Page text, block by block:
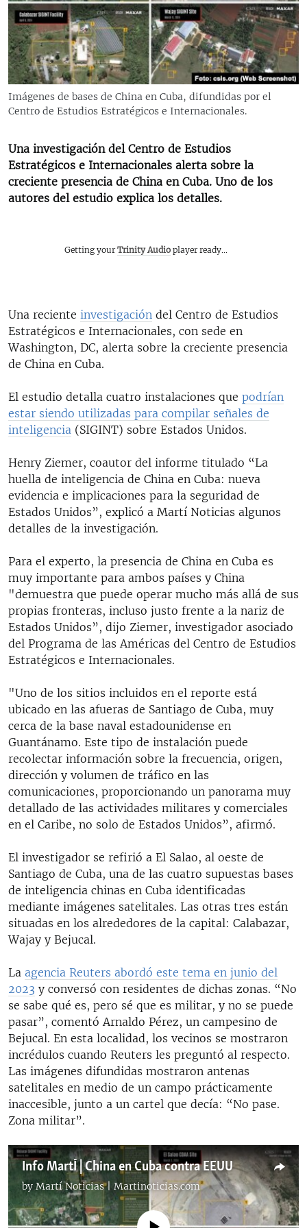
RADIO MARTÍ
ESPECIALES
ESPECIALES
LA REALIDAD DE LA VIVIENDA EN CUBA
SER VIEJO EN CUBA
LOS SANTOS DE HIALEAH
DESINFORMACIÓN RUSA EN AMÉRICA LATINA
MULTIMEDIA
EDITORIALES
Imágenes de bases de China en Cuba, difundidas por el
Centro de Estudios Estratégicos e Internacionales.
Una investigación del Centro de Estudios
Estratégicos e Internacionales alerta sobre la
creciente presencia de China en Cuba. Uno de los
autores del estudio explica los detalles.
Getting yourTrinity Audio player ready...
Una reciente investigación del Centro de Estudios
Estratégicos e Internacionales, con sede en
Washington, DC, alerta sobre la creciente presencia
de China en Cuba.
El estudio detalla cuatro instalaciones que podrían
estar siendo utilizadas para compilar señales de
inteligencia (SIGINT) sobre Estados Unidos.
Henry Ziemer, coautor del informe titulado “La
huella de inteligencia de China en Cuba: nueva
evidencia e implicaciones para la seguridad de
Estados Unidos”, explicó a Martí Noticias algunos
detalles de la investigación.
Para el experto, la presencia de China en Cuba es
muy importante para ambos países y China
"demuestra que puede operar mucho más allá de sus
propias fronteras, incluso justo frente a la nariz de
Estados Unidos”, dijo Ziemer, investigador asociado
del Programa de las Américas del Centro de Estudios
Estratégicos e Internacionales.
"Uno de los sitios incluidos en el reporte está
ubicado en las afueras de Santiago de Cuba, muy
cerca de la base naval estadounidense en
Guantánamo. Este tipo de instalación puede
recolectar información sobre la frecuencia, origen,
dirección y volumen de tráfico en las
comunicaciones, proporcionando un panorama muy
detallado de las actividades militares y comerciales
en el Caribe, no solo de Estados Unidos”, afirmó.
El investigador se refirió a El Salao, al oeste de
Santiago de Cuba, una de las cuatro supuestas bases
de inteligencia chinas en Cuba identificadas
mediante imágenes satelitales. Las otras tres están
situadas en los alrededores de la capital: Calabazar,
Wajay y Bejucal.
La agencia Reuters abordó este tema en junio del
2023 y conversó con residentes de dichas zonas. “No
se sabe qué es, pero sé que es militar, y no se puede
pasar”, comentó Arnaldo Pérez, un campesino de
Bejucal. En esta localidad, los vecinos se mostraron
incrédulos cuando Reuters les preguntó al respecto.
Las imágenes difundidas mostraron antenas
satelitales en medio de un campo prácticamente
inaccesible, junto a un cartel que decía: “No pase.
Zona militar”.
Info MartÍ | China en Cuba contra EEUU
by Martí Noticias | Martinoticias.com
No media source currently available